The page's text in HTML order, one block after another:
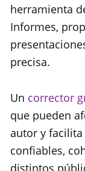
herramienta
Informes,
precisa.
Un corrector
que pueden
autor y
confiables,
distintos